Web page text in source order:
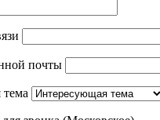
почты